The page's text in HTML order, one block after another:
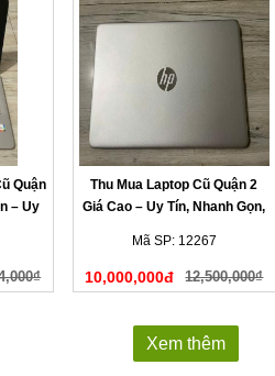
Quận
– Uy
Thu Mua Laptop Cũ Quận 2
Giá Cao – Uy Tín, Nhanh Gọn,
Mã SP: 12267
10,000,000đ 12,500,000₫
Xem thêm